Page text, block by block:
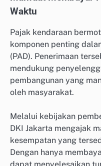
Waktu
Pajak kendaraan
komponen penting
(PAD). Penerimaan
mendukung
pembangunan yang
oleh masyarakat.
Melalui kebijakan
DKI Jakarta mengajak
kesempatan yang
Dengan hanya